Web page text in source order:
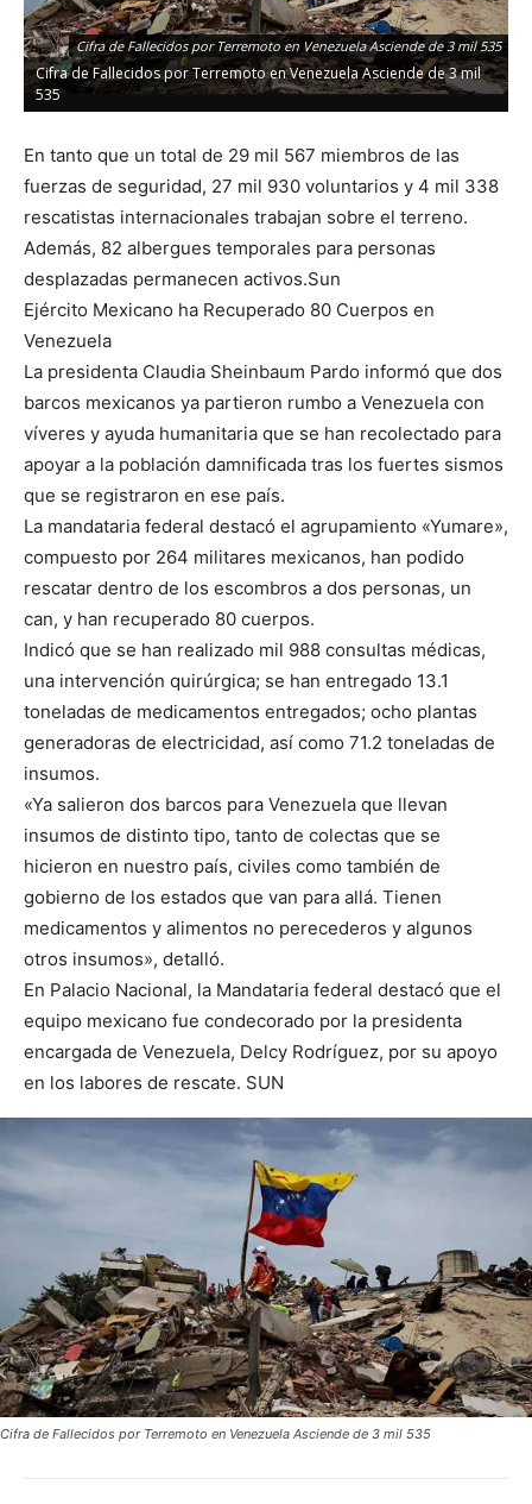
Cifra de Fallecidos por Terremoto en Venezuela Asciende de 3 mil 535
Cifra de Fallecidos por Terremoto en Venezuela Asciende de 3 mil
535
En tanto que un total de 29 mil 567 miembros de las
fuerzas de seguridad, 27 mil 930 voluntarios y 4 mil 338
rescatistas internacionales trabajan sobre el terreno.
Además, 82 albergues temporales para personas
desplazadas permanecen activos.Sun
Ejército Mexicano ha Recuperado 80 Cuerpos en
Venezuela
La presidenta Claudia Sheinbaum Pardo informó que dos
barcos mexicanos ya partieron rumbo a Venezuela con
víveres y ayuda humanitaria que se han recolectado para
apoyar a la población damnificada tras los fuertes sismos
que se registraron en ese país.
La mandataria federal destacó el agrupamiento «Yumare»,
compuesto por 264 militares mexicanos, han podido
rescatar dentro de los escombros a dos personas, un
can, y han recuperado 80 cuerpos.
Indicó que se han realizado mil 988 consultas médicas,
una intervención quirúrgica; se han entregado 13.1
toneladas de medicamentos entregados; ocho plantas
generadoras de electricidad, así como 71.2 toneladas de
insumos.
«Ya salieron dos barcos para Venezuela que llevan
insumos de distinto tipo, tanto de colectas que se
hicieron en nuestro país, civiles como también de
gobierno de los estados que van para allá. Tienen
medicamentos y alimentos no perecederos y algunos
otros insumos», detalló.
En Palacio Nacional, la Mandataria federal destacó que el
equipo mexicano fue condecorado por la presidenta
encargada de Venezuela, Delcy Rodríguez, por su apoyo
en los labores de rescate. SUN
Cifra de Fallecidos por Terremoto en Venezuela Asciende de 3 mil 535